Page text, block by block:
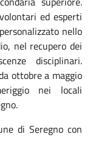
ed esperti
nello
nel recupero dei
disciplinari.
ottobre a maggio
nei locali
di Seregno con